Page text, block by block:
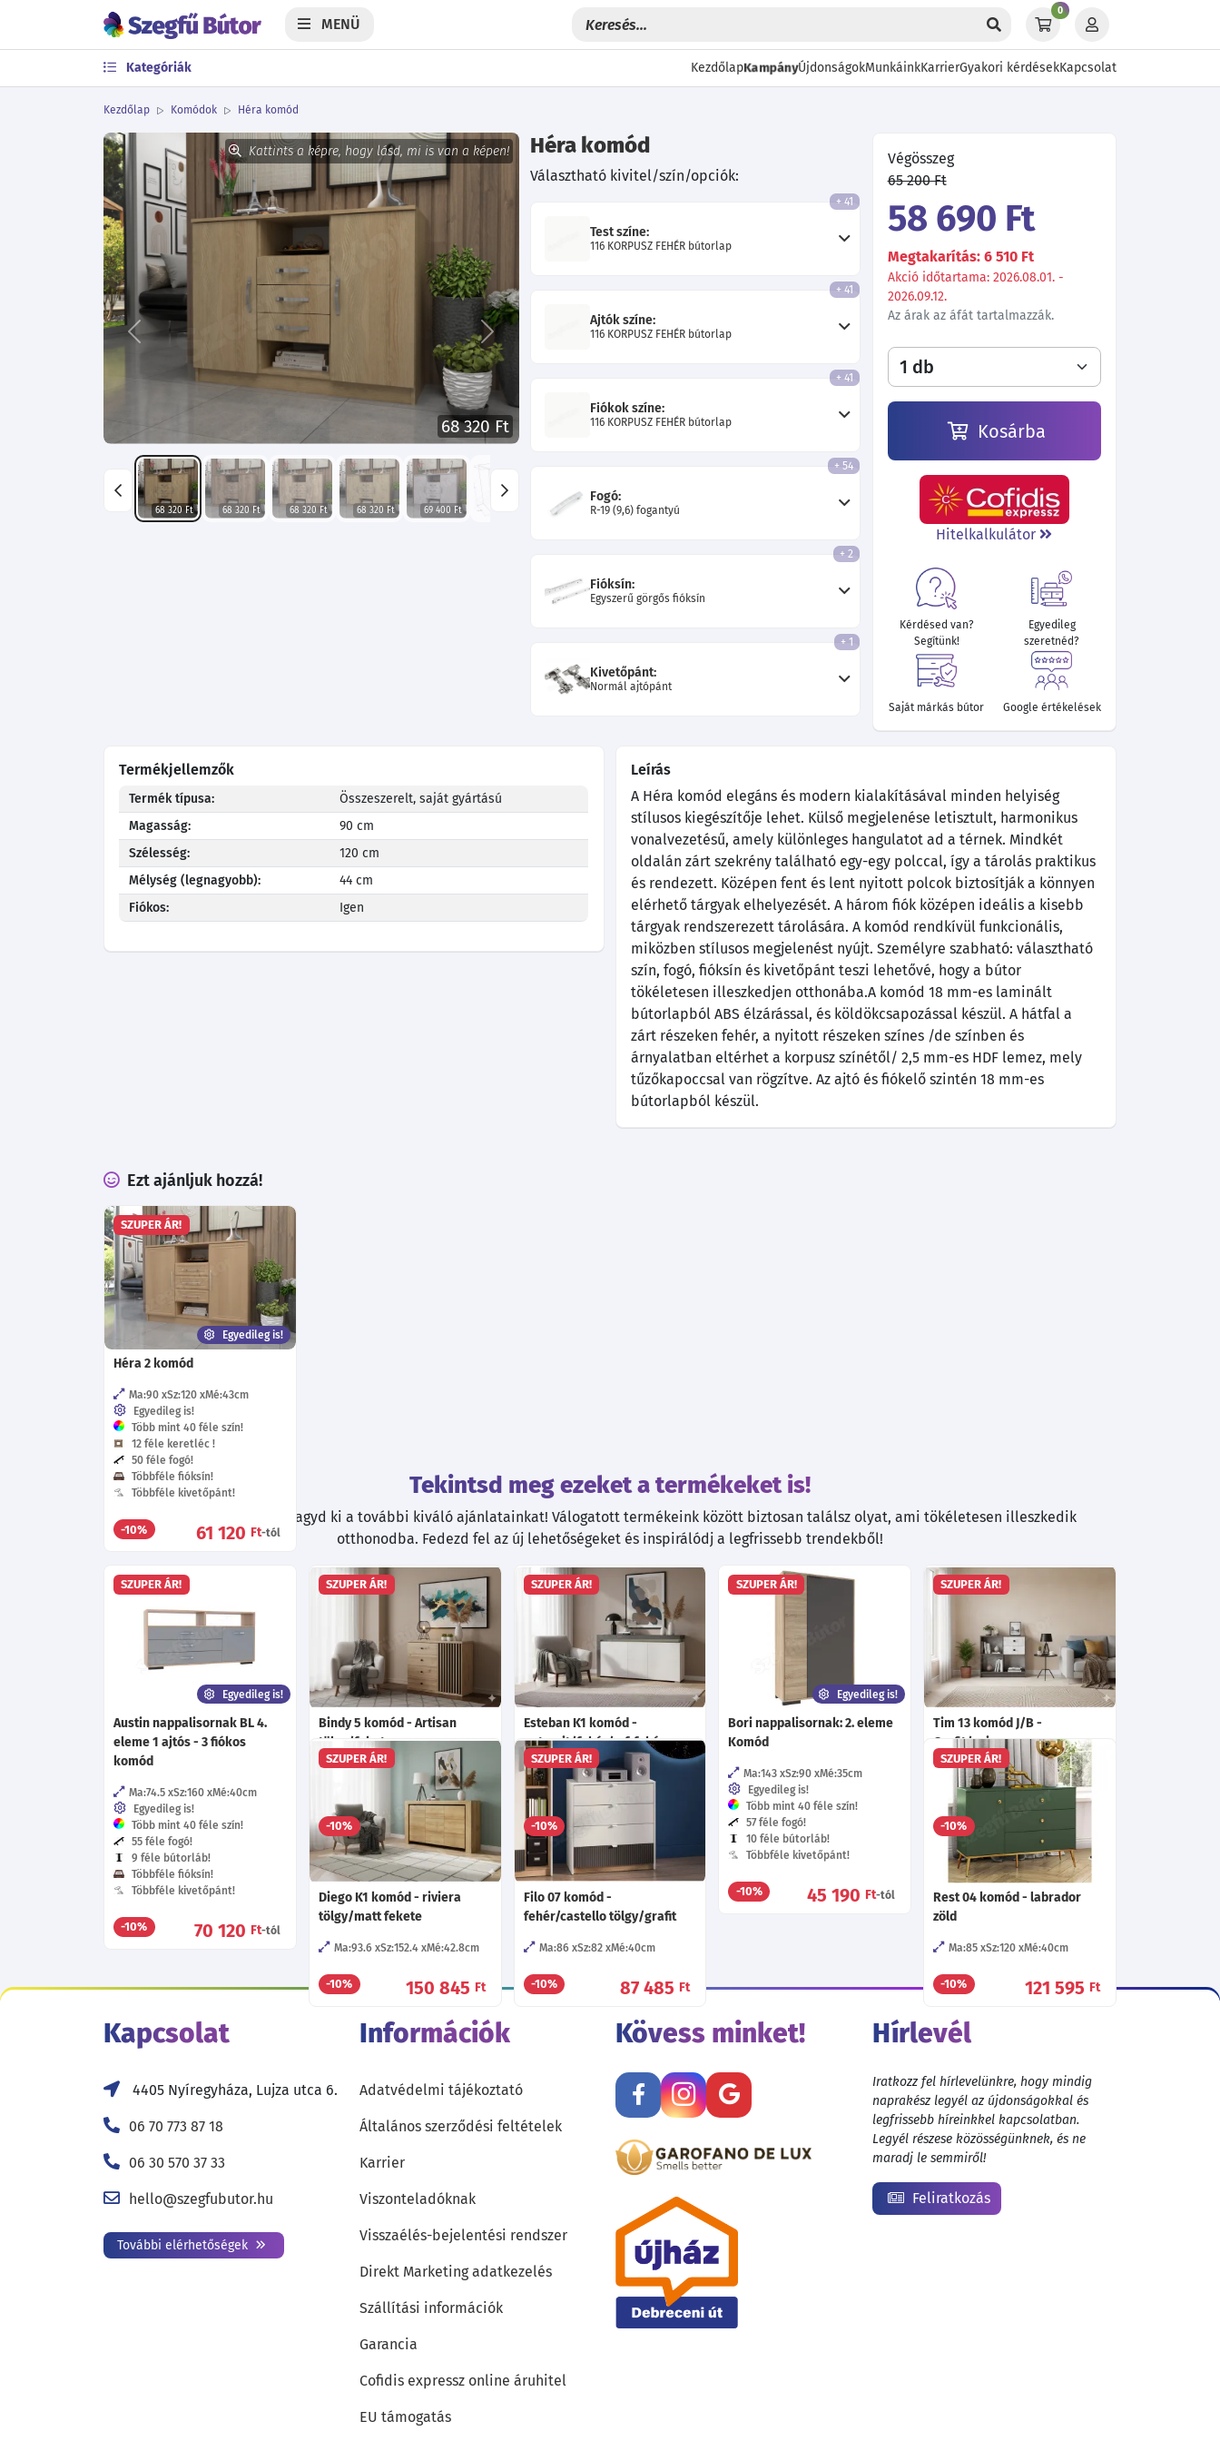
MENÜ
0
Kategóriák KezdőlapKampányÚjdonságokMunkáinkKarrierGyakori kérdésekKapcsolat
Kezdőlap Komódok Héra komód
Kattints a képre, hogy lásd, mi is van a képen!
68 320 Ft
Előző Következő
68 320 Ft 68 320 Ft 68 320 Ft 68 320 Ft 69 400 Ft 59 860 Ft 76 780 Ft
Héra komód
Választható kivitel/szín/opciók:
Test színe:
116 KORPUSZ FEHÉR bútorlap
+ 41
Ajtók színe:
116 KORPUSZ FEHÉR bútorlap
+ 41
Fiókok színe:
116 KORPUSZ FEHÉR bútorlap
+ 41
Fogó:
R-19 (9,6) fogantyú
+ 54
Fióksín:
Egyszerű görgős fióksín
+ 2
Kivetőpánt:
Normál ajtópánt
+ 1
Végösszeg
65 200 Ft
58 690 Ft
Megtakarítás: 6 510 Ft
Akció időtartama: 2026.08.01. -
2026.09.12.
Az árak az áfát tartalmazzák.
Kosárba
Hitelkalkulátor
Kérdésed van?
Segítünk!
Egyedileg
szeretnéd?
Saját márkás bútor Google értékelések
Termékjellemzők
Termék típusa:
Összeszerelt, saját gyártású
Magasság:
90 cm
Szélesség:
120 cm
Mélység (legnagyobb):
44 cm
Fiókos:
Igen
Leírás
A Héra komód elegáns és modern kialakításával minden helyiség
stílusos kiegészítője lehet. Külső megjelenése letisztult, harmonikus
vonalvezetésű, amely különleges hangulatot ad a térnek. Mindkét
oldalán zárt szekrény található egy-egy polccal, így a tárolás praktikus
és rendezett. Középen fent és lent nyitott polcok biztosítják a könnyen
elérhető tárgyak elhelyezését. A három fiók középen ideális a kisebb
tárgyak rendszerezett tárolására. A komód rendkívül funkcionális,
miközben stílusos megjelenést nyújt. Személyre szabható: választható
szín, fogó, fióksín és kivetőpánt teszi lehetővé, hogy a bútor
tökéletesen illeszkedjen otthonába.A komód 18 mm-es laminált
bútorlapból ABS élzárással, és köldökcsapozással készül. A hátfal a
zárt részeken fehér, a nyitott részeken színes /de színben és
árnyalatban eltérhet a korpusz színétől/ 2,5 mm-es HDF lemez, mely
tűzőkapoccsal van rögzítve. Az ajtó és fiókelő szintén 18 mm-es
bútorlapból készül.
Ezt ajánljuk hozzá!
SZUPER ÁR!
Egyedileg is!
Héra 2 komód
Ma:90 Sz:120 Mé:43cm
Egyedileg is!
Több mint 40 féle szín!
12 féle keretléc !
50 féle fogó!
Többféle fióksín!
Többféle kivetőpánt!
-10% 61 120 Ft-tól
Tekintsd meg ezeket a termékeket is!
Böngészés közben ne hagyd ki a további kiváló ajánlatainkat! Válogatott termékeink között biztosan találsz olyat, ami tökéletesen illeszkedik
otthonodba. Fedezd fel az új lehetőségeket és inspirálódj a legfrissebb trendekből!
SZUPER ÁR!
Egyedileg is!
Austin nappalisornak BL 4.
eleme 1 ajtós - 3 fiókos
komód
Ma:74.5 Sz:160 Mé:40cm
Egyedileg is!
Több mint 40 féle szín!
55 féle fogó!
9 féle bútorláb!
Többféle fióksín!
Többféle kivetőpánt!
-10% 70 120 Ft-tól
SZUPER ÁR!
Bindy 5 komód - Artisan
tölgy/fekete
Mé:40.6cm
Választható fekete fém lábak!
-10% 114 845Ft
SZUPER ÁR!
Esteban K1 komód -
antracit/fehér/mf. fehér
Ma:81.9 Sz:159 Mé:42.8
Választható led világítás!
-10% 146 975
SZUPER ÁR!
Egyedileg is!
Bori nappalisornak: 2. eleme
Komód
Ma:143 Sz:90 Mé:35cm
Egyedileg is!
Több mint 40 féle szín!
57 féle fogó!
10 féle bútorláb!
Többféle kivetőpánt!
-10% 45 190 Ft-tól
SZUPER ÁR!
Tim 13 komód J/B -
Grafit/enigma
Ma:77 Sz:80 Mé:37 cm
Választható fiók oldal!
-10% 37 445
SZUPER ÁR!
Diego K1 komód - riviera
tölgy/matt fekete
Ma:93.6 Sz:152.4 Mé:42.8cm
-10% 150 845 Ft
SZUPER ÁR!
Filo 07 komód -
fehér/castello tölgy/grafit
Ma:86 Sz:82 Mé:40cm
-10% 87 485 Ft
SZUPER ÁR!
Rest 04 komód - labrador
zöld
Ma:85 Sz:120 Mé:40cm
-10% 121 595 Ft
Kapcsolat
4405 Nyíregyháza, Lujza utca 6.
06 70 773 87 18
06 30 570 37 33
hello@szegfubutor.hu
További elérhetőségek
Információk
Adatvédelmi tájékoztató
Általános szerződési feltételek
Karrier
Viszonteladóknak
Visszaélés-bejelentési rendszer
Direkt Marketing adatkezelés
Szállítási információk
Garancia
Cofidis expressz online áruhitel
EU támogatás
Kövess minket! Hírlevél
Iratkozz fel hírlevelünkre, hogy mindig
naprakész legyél az újdonságokkal és
legfrissebb híreinkkel kapcsolatban.
Legyél részese közösségünknek, és ne
maradj le semmiről!
Feliratkozás